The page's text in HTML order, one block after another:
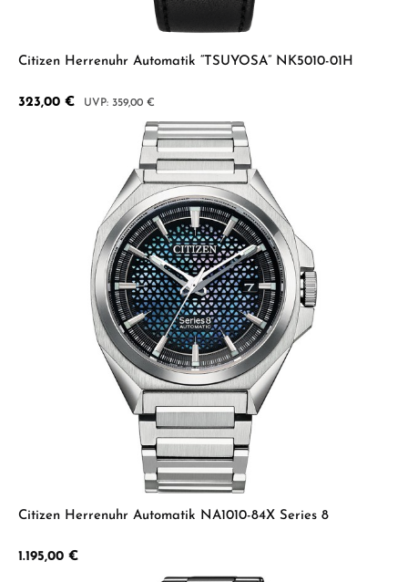
Citizen Herrenuhr Automatik “TSUYOSA” NK5010-01H
Verkaufspreis:
323,00 € Regulärer Preis:
359,00 €
Citizen Herrenuhr Automatik NA1010-84X Series 8
Regulärer Preis:
1.195,00 €